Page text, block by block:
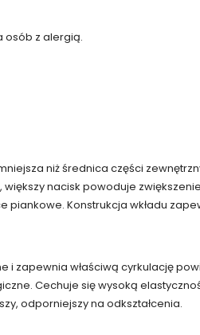
osób z alergią.
niż średnica części
nacisk powoduje zwiększenie
piankowe. Konstrukcja wkładu
i zapewnia właściwą cyrkulację
Cechuje się wysoką
odporniejszy na odkształcenia.